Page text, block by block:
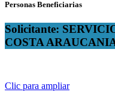
Personas Beneficiarias
Solicitante:
COSTA
Clic para ampliar